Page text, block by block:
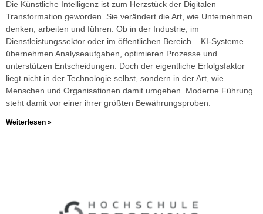
Die Künstliche Intelligenz ist zum Herzstück der Digitalen
Transformation geworden. Sie verändert die Art, wie Unternehmen
denken, arbeiten und führen. Ob in der Industrie, im
Dienstleistungssektor oder im öffentlichen Bereich – KI-Systeme
übernehmen Analyseaufgaben, optimieren Prozesse und
unterstützen Entscheidungen. Doch der eigentliche Erfolgsfaktor
liegt nicht in der Technologie selbst, sondern in der Art, wie
Menschen und Organisationen damit umgehen. Moderne Führung
steht damit vor einer ihrer größten Bewährungsproben.
Weiterlesen »